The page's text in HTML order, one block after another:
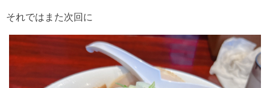
それではまた次回に